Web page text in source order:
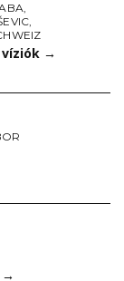
,
,
→
→